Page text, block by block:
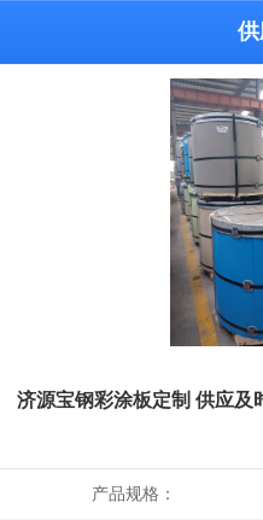
济源宝钢彩涂板定制 供应及
产品规格：